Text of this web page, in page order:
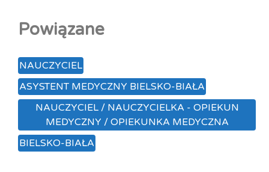
Powiązane
NAUCZYCIEL
ASYSTENT MEDYCZNY BIELSKO-BIAŁA
NAUCZYCIEL / NAUCZYCIELKA - OPIEKUN
MEDYCZNY / OPIEKUNKA MEDYCZNA
BIELSKO-BIAŁA